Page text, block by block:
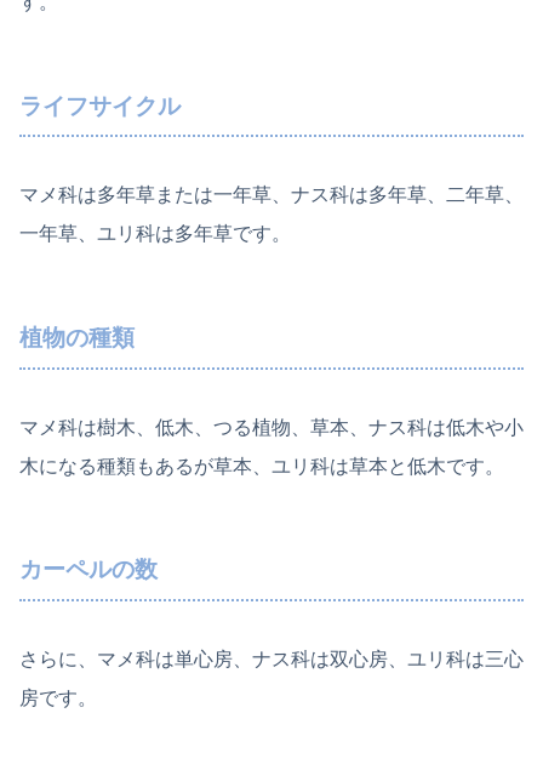
ライフサイクル
マメ科は多年草または一年草、ナス科は多年草、二年草、
一年草、ユリ科は多年草です。
植物の種類
マメ科は樹木、低木、つる植物、草本、ナス科は低木や小
木になる種類もあるが草本、ユリ科は草本と低木です。
カーペルの数
さらに、マメ科は単心房、ナス科は双心房、ユリ科は三心
房です。